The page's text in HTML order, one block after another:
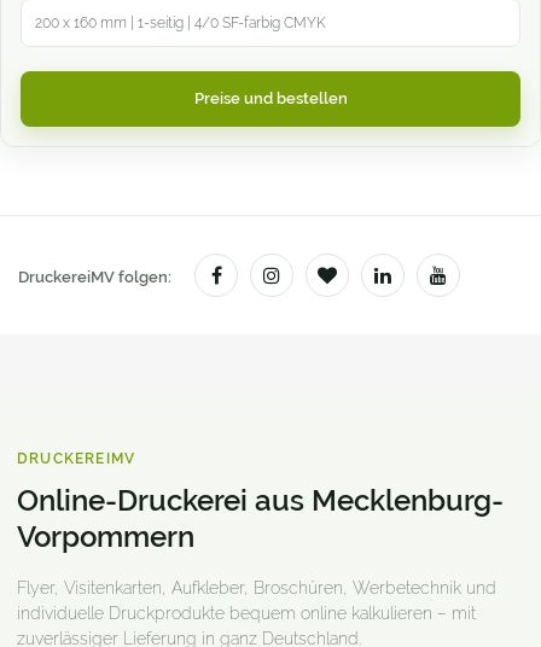
200 x 160 mm | 1-seitig | 4/0 SF-farbig CMYK
Preise und bestellen
DruckereiMV folgen:
DRUCKEREIMV
Online-Druckerei aus Mecklenburg-
Vorpommern
Flyer, Visitenkarten, Aufkleber, Broschüren, Werbetechnik und
individuelle Druckprodukte bequem online kalkulieren – mit
zuverlässiger Lieferung in ganz Deutschland.